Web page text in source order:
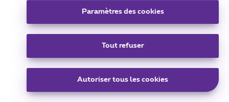
Forum|pagination.label 1 / 2
La Jupiler Pro League est de retour :
Paramètres des cookies
Tout refuser
Autoriser tous les cookies